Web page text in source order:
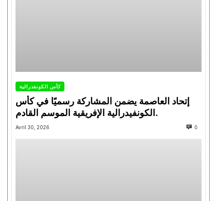
كأس الكونفدرالية
إتحاد العاصمة يضمن المشاركة رسميًا في كأس
الكونفيدرالية الإفريقية الموسم القادم.
Avril 30, 2026 0